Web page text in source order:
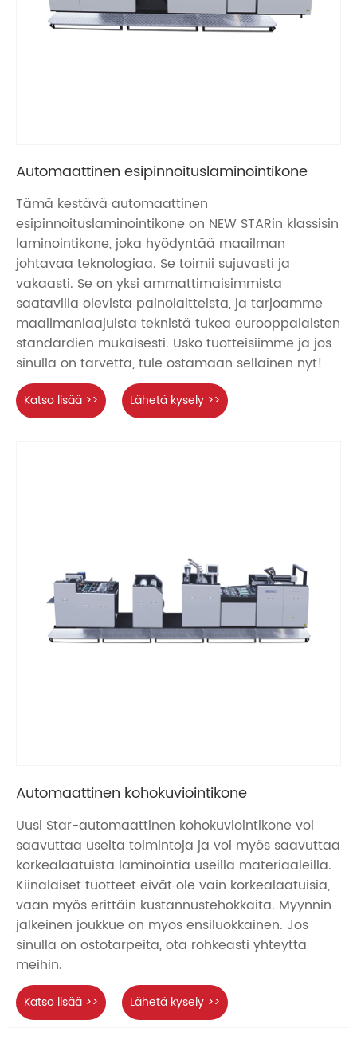
Automaattinen esipinnoituslaminointikone
Tämä kestävä automaattinen
esipinnoituslaminointikone on NEW STARin klassisin
laminointikone, joka hyödyntää maailman
johtavaa teknologiaa. Se toimii sujuvasti ja
vakaasti. Se on yksi ammattimaisimmista
saatavilla olevista painolaitteista, ja tarjoamme
maailmanlaajuista teknistä tukea eurooppalaisten
standardien mukaisesti. Usko tuotteisiimme ja jos
sinulla on tarvetta, tule ostamaan sellainen nyt!
Katso lisää >> Lähetä kysely >>
Automaattinen kohokuviointikone
Uusi Star-automaattinen kohokuviointikone voi
saavuttaa useita toimintoja ja voi myös saavuttaa
korkealaatuista laminointia useilla materiaaleilla.
Kiinalaiset tuotteet eivät ole vain korkealaatuisia,
vaan myös erittäin kustannustehokkaita. Myynnin
jälkeinen joukkue on myös ensiluokkainen. Jos
sinulla on ostotarpeita, ota rohkeasti yhteyttä
meihin.
Katso lisää >> Lähetä kysely >>